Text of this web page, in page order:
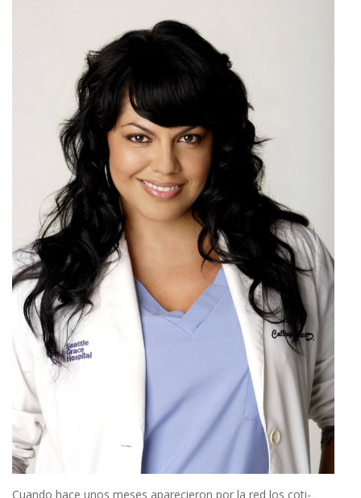
Cuando hace unos meses aparecieron por la red los coti-